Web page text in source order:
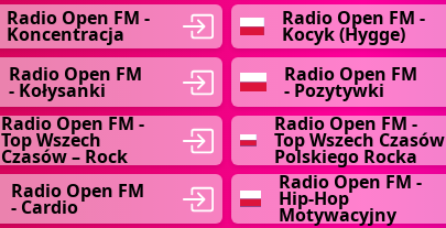
Radio Open FM -
Koncentracja
Radio Open FM -
Kocyk (Hygge)
Radio Open FM
- Kołysanki
Radio Open FM
- Pozytywki
Radio Open FM -
Top Wszech
Czasów – Rock
Radio Open FM -
Top Wszech Czasów
Polskiego Rocka
Radio Open FM
- Cardio
Radio Open FM -
Hip-Hop
Motywacyjny